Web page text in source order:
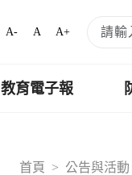
A- A A+
教育電子報
首頁
公告與活動